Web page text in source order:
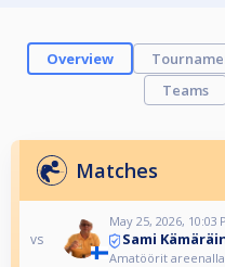
Overview
Teams
Matches
vs
May 25, 2026, 10:03
Sami
Amatöörit